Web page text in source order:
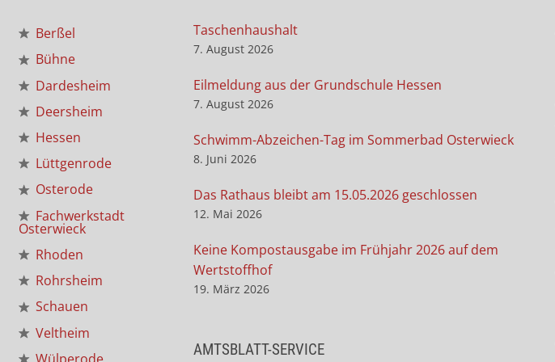
Berßel
Bühne
Dardesheim
Deersheim
Hessen
Lüttgenrode
Osterode
Fachwerkstadt
Osterwieck
Rhoden
Rohrsheim
Schauen
Veltheim
Taschenhaushalt
7. August 2026
Eilmeldung aus der Grundschule Hessen
7. August 2026
Schwimm-Abzeichen-Tag im Sommerbad Osterwieck
8. Juni 2026
Das Rathaus bleibt am 15.05.2026 geschlossen
12. Mai 2026
Keine Kompostausgabe im Frühjahr 2026 auf dem
Wertstoffhof
19. März 2026
AMTSBLATT-SERVICE